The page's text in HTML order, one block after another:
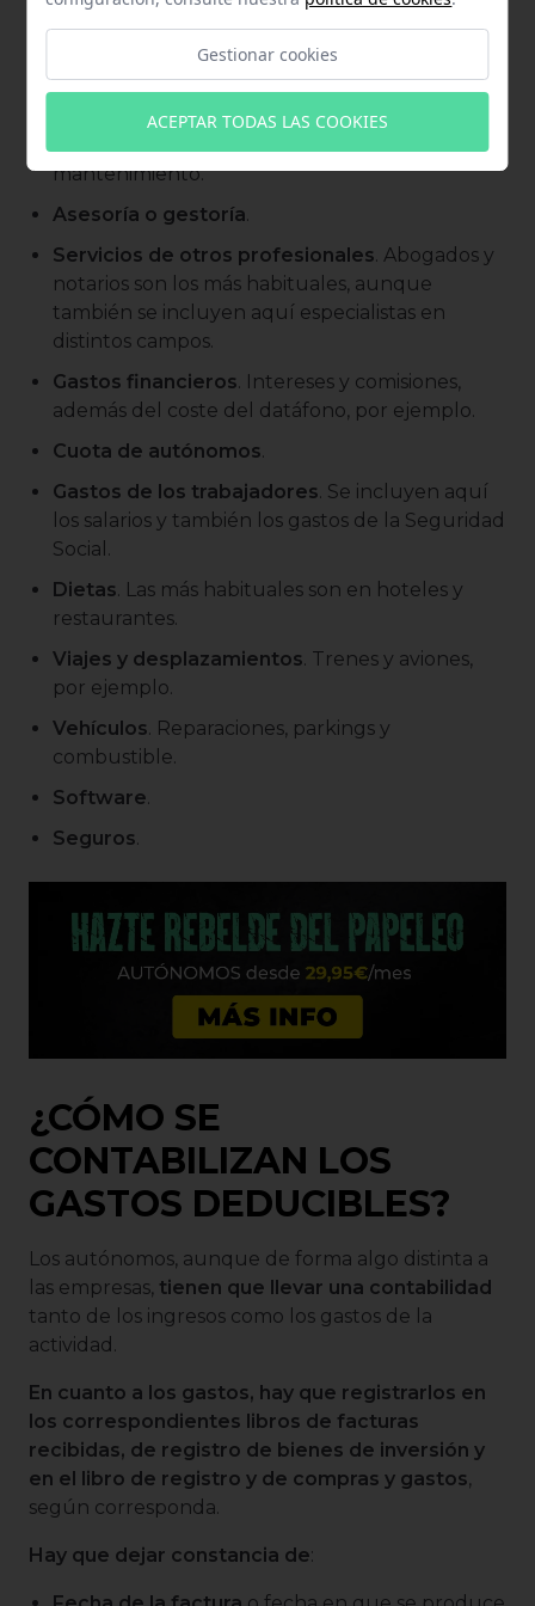
maquinaria y ordenadores.
Marketing y publicidad . Tanto online como
offline, incluyendo redes sociales, Google o
mantenimiento.
Asesoría o gestoría.
Servicios de otros profesionales. Abogados y
notarios son los más habituales, aunque
también se incluyen aquí especialistas en
distintos campos.
Gastos financieros. Intereses y comisiones,
además del coste del datáfono, por ejemplo.
Cuota de autónomos.
Gastos de los trabajadores. Se incluyen aquí
los salarios y también los gastos de la Seguridad
Social.
Dietas. Las más habituales son en hoteles y
restaurantes.
Viajes y desplazamientos. Trenes y aviones,
por ejemplo.
Vehículos. Reparaciones, parkings y
combustible.
Software.
Seguros.
¿CÓMO SE
CONTABILIZAN LOS
GASTOS DEDUCIBLES?
Los autónomos, aunque de forma algo distinta a
las empresas, tienen que llevar una contabilidad
tanto de los ingresos como los gastos de la
actividad.
En cuanto a los gastos, hay que registrarlos en
los correspondientes libros de facturas
recibidas, de registro de bienes de inversión y
en el libro de registro y de compras y gastos,
según corresponda.
Hay que dejar constancia de:
Gestionar cookies
ACEPTAR TODAS LAS COOKIES